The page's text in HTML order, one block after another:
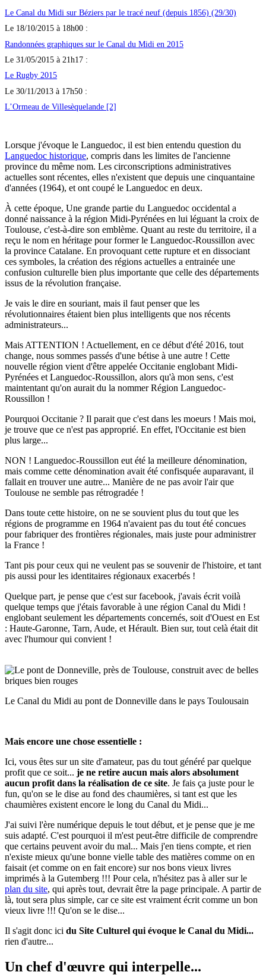
Le Canal du Midi sur Béziers par le tracé neuf (depuis 1856) (29/30)
Le 18/10/2015 à 18h00 :
Randonnées graphiques sur le Canal du Midi en 2015
Le 31/05/2015 à 21h17 :
Le Rugby 2015
Le 30/11/2013 à 17h50 :
L’Ormeau de Villesèquelande [2]
Lorsque j'évoque le Languedoc, il est bien entendu question du
Languedoc historique, compris dans les limites de l'ancienne
province du même nom. Les circonscriptions administratives
actuelles sont récentes, elles n'existent que depuis une cinquantaine
d'années (1964), et ont coupé le Languedoc en deux.
À cette époque, Une grande partie du Languedoc occidental a
donné naissance à la région Midi-Pyrénées en lui léguant la croix de
Toulouse, c'est-à-dire son emblème. Quant au reste du territoire, il a
reçu le nom en héritage pour former le Languedoc-Roussillon avec
la province Catalane. En provoquant cette rupture et en dissociant
ces symboles, la création des régions actuelles a entrainée une
confusion culturelle bien plus importante que celle des départements
issus de la révolution française.
Je vais le dire en souriant, mais il faut penser que les
révolutionnaires étaient bien plus intelligents que nos récents
administrateurs...
Mais ATTENTION ! Actuellement, en ce début d'été 2016, tout
change, nous sommes passés d'une bétise à une autre ! Cette
nouvelle région vient d'être appelée Occitanie englobant Midi-
Pyrénées et Languedoc-Roussillon, alors qu'à mon sens, c'est
maintentant qu'on aurait du la nommer Région Languedoc-
Roussillon !
Pourquoi Occitanie ? Il parait que c'est dans les moeurs ! Mais moi,
je trouve que ce n'est pas approprié. En effet, l'Occitanie est bien
plus large...
NON ! Languedoc-Roussillon eut été la meilleure dénomination,
mais comme cette dénomination avait été confisquée auparavant, il
fallait en trouver une autre... Manière de ne pas avoir l'air que
Toulouse ne semble pas rétrogradée !
Dans toute cette histoire, on ne se souvient plus du tout que les
régions de programme en 1964 n'avaient pas du tout été concues
pour fabriquer des frontières régionales, mais juste pour administrer
la France !
Tant pis pour ceux qui ne veulent pas se souvenir de l'histoire, et tant
pis aussi pour les identitaires régionaux exacerbés !
Quelque part, je pense que c'est sur facebook, j'avais écrit voilà
quelque temps que j'étais favorable à une région Canal du Midi !
englobant seulement les départements concernés, soit d'Ouest en Est
: Haute-Garonne, Tarn, Aude, et Hérault. Bien sur, tout celà était dit
avec l'humour qui convient !
Le Canal du Midi au pont de Donneville dans le pays Toulousain
Mais encore une chose essentielle :
Ici, vous êtes sur un site d'amateur, pas du tout généré par quelque
profit que ce soit... je ne retire aucun mais alors absolument
aucun profit dans la réalisation de ce site. Je fais ça juste pour le
fun, qu'on se le dise au fond des chaumières, si tant est que les
chaumières existent encore le long du Canal du Midi...
J'ai suivi l'ère numérique depuis le tout début, et je pense que je me
suis adapté. C'est pourquoi il m'est peut-être difficile de comprendre
que certains peuvent avoir du mal... Mais j'en tiens compte, et rien
n'existe mieux qu'une bonne vielle table des matières comme on en
faisait (et comme on en fait encore) sur nos bons vieux livres
imprimés à la Gutemberg !!! Pour cela, n'hésitez pas à aller sur le
plan du site, qui après tout, devrait être la page principale. A partir de
là, tout sera plus simple, car ce site est vraiment écrit comme un bon
vieux livre !!! Qu'on se le dise...
Il s'agit donc ici du Site Culturel qui évoque le Canal du Midi...
rien d'autre...
Un chef d'œuvre qui interpelle...